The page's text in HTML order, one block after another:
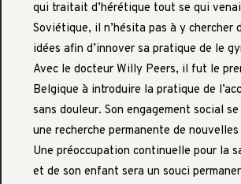
qui traitait d’hérétique tout se qui
Soviétique, il n’hésita pas à y chercher
idées afin d’innover sa pratique de le
Avec le docteur Willy Peers, il fut le
Belgique à introduire la pratique de
sans douleur. Son engagement social
une recherche permanente de
Une préoccupation continuelle pour la
et de son enfant sera un souci